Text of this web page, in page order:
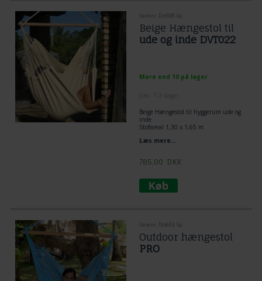
Varenr. Dvt598.4p
Beige Hængestol til
ude og inde DVT022
Mere end 10 på lager
Beige Hængestol til hyggerum ude og
inde
Stofareal 1,30 x 1,65 m
Off-white Look, det naturhvide look
Læs mere...
785,00 DKK
Varenr. Dvt603.5p
Outdoor hængestol
PRO